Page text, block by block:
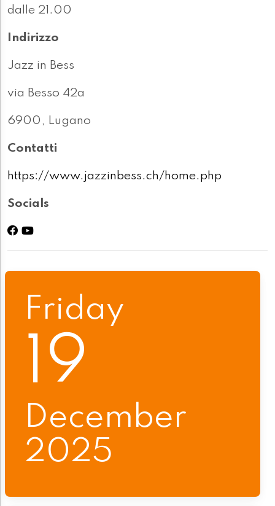
dalle 21.00
Indirizzo
Jazz in Bess
via Besso 42a
6900, Lugano
Contatti
https://www.jazzinbess.ch/home.php
Socials
Friday
19
December
2025